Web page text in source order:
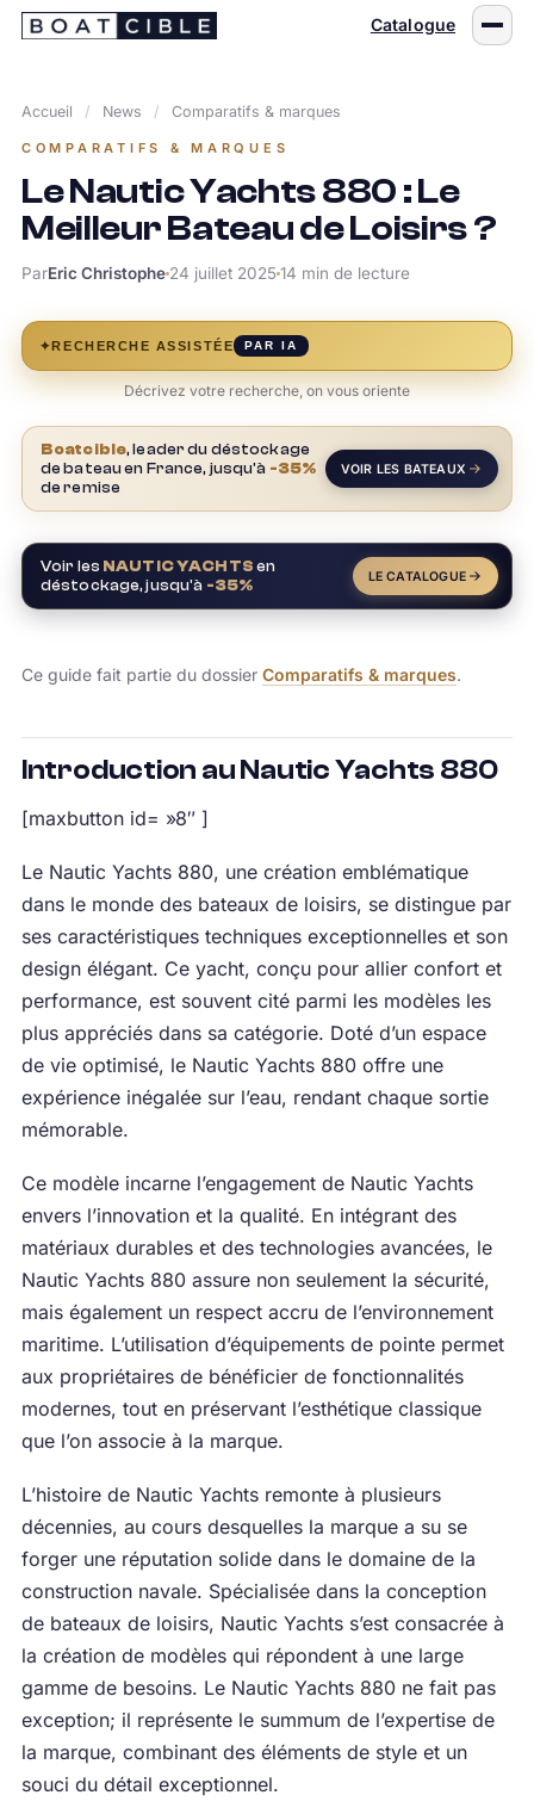
Passer
Catalogue
Accueil / News / Comparatifs & marques
COMPARATIFS & MARQUES
Le Nautic Yachts 880 : Le
Meilleur Bateau de Loisirs ?
ParEric Christophe24 juillet 2025 14 min de lecture
✦RECHERCHE ASSISTÉE PAR IA
Décrivez votre recherche, on vous oriente
Boatcible, leader du déstockage
de bateau en France, jusqu'à -35%
de remise
VOIR LES BATEAUX
Voir les NAUTIC YACHTS en
déstockage, jusqu'à -35% LE CATALOGUE
Ce guide fait partie du dossier Comparatifs & marques.
Introduction au Nautic Yachts 880
[maxbutton id= »8″ ]
Le Nautic Yachts 880, une création emblématique
dans le monde des bateaux de loisirs, se distingue par
ses caractéristiques techniques exceptionnelles et son
design élégant. Ce yacht, conçu pour allier confort et
performance, est souvent cité parmi les modèles les
plus appréciés dans sa catégorie. Doté d’un espace
de vie optimisé, le Nautic Yachts 880 offre une
expérience inégalée sur l’eau, rendant chaque sortie
mémorable.
Ce modèle incarne l’engagement de Nautic Yachts
envers l’innovation et la qualité. En intégrant des
matériaux durables et des technologies avancées, le
Nautic Yachts 880 assure non seulement la sécurité,
mais également un respect accru de l’environnement
maritime. L’utilisation d’équipements de pointe permet
aux propriétaires de bénéficier de fonctionnalités
modernes, tout en préservant l’esthétique classique
que l’on associe à la marque.
L’histoire de Nautic Yachts remonte à plusieurs
décennies, au cours desquelles la marque a su se
forger une réputation solide dans le domaine de la
construction navale. Spécialisée dans la conception
de bateaux de loisirs, Nautic Yachts s’est consacrée à
la création de modèles qui répondent à une large
gamme de besoins. Le Nautic Yachts 880 ne fait pas
exception; il représente le summum de l’expertise de
la marque, combinant des éléments de style et un
souci du détail exceptionnel.